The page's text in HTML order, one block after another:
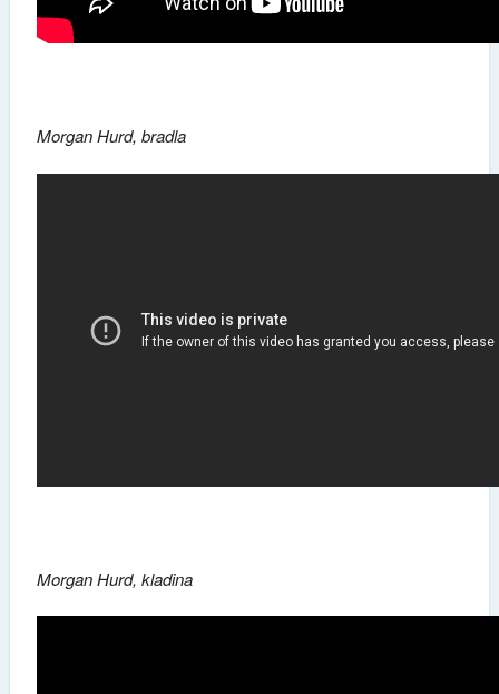
Morgan Hurd, bradla
Morgan Hurd, kladina